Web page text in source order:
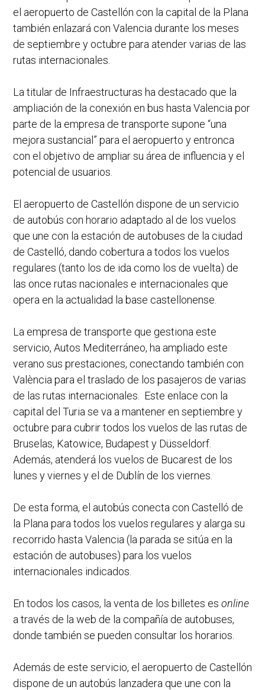
el aeropuerto de Castellón con la capital de la Plana
también enlazará con Valencia durante los meses
de septiembre y octubre para atender varias de las
rutas internacionales.
La titular de Infraestructuras ha destacado que la
ampliación de la conexión en bus hasta Valencia por
parte de la empresa de transporte supone “una
mejora sustancial” para el aeropuerto y entronca
con el objetivo de ampliar su área de influencia y el
potencial de usuarios.
El aeropuerto de Castellón dispone de un servicio
de autobús con horario adaptado al de los vuelos
que une con la estación de autobuses de la ciudad
de Castelló, dando cobertura a todos los vuelos
regulares (tanto los de ida como los de vuelta) de
las once rutas nacionales e internacionales que
opera en la actualidad la base castellonense.
La empresa de transporte que gestiona este
servicio, Autos Mediterráneo, ha ampliado este
verano sus prestaciones, conectando también con
València para el traslado de los pasajeros de varias
de las rutas internacionales. Este enlace con la
capital del Turia se va a mantener en septiembre y
octubre para cubrir todos los vuelos de las rutas de
Bruselas, Katowice, Budapest y Düsseldorf.
Además, atenderá los vuelos de Bucarest de los
lunes y viernes y el de Dublín de los viernes.
De esta forma, el autobús conecta con Castelló de
la Plana para todos los vuelos regulares y alarga su
recorrido hasta Valencia (la parada se sitúa en la
estación de autobuses) para los vuelos
internacionales indicados.
En todos los casos, la venta de los billetes es online
a través de la web de la compañía de autobuses,
donde también se pueden consultar los horarios.
Además de este servicio, el aeropuerto de Castellón
dispone de un autobús lanzadera que une con la